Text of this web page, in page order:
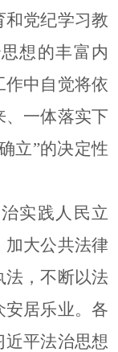
和党纪学习教
想的丰富内
作中自觉将依
、一体落实下
立”的决定性
实践人民立
加大公共法律
法，不断以法
安居乐业。各
近平法治思想